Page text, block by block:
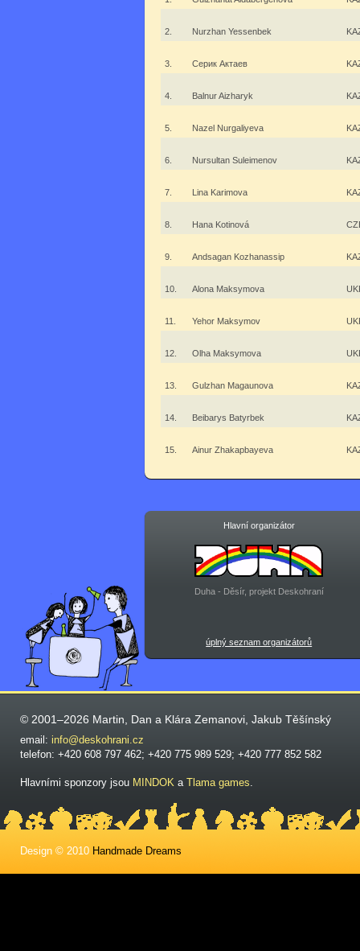
2. Nurzhan Yessenbek
3. Серик Актаев
4. Balnur Aizharyk
5. Nazel Nurgaliyeva
6. Nursultan Suleimenov
7. Lina Karimova
8. Hana Kotinová
9. Andsagan Kozhanassip
10. Alona Maksymova
11. Yehor Maksymov
12. Olha Maksymova
13. Gulzhan Magaunova
14. Beibarys Batyrbek
15. Ainur Zhakapbayeva
Hlavní organizátor
Duha - Děsír, projekt Deskohraní
úplný seznam organizátorů
© 2001–2026 Martin, Dan a Klára Zemanovi, Jakub Těšínský
email: info@deskohrani.cz
telefon: +420 608 797 462; +420 775 989 529; +420 777 852 582
Hlavními sponzory jsou MINDOK a Tlama games.
Design © 2010 Handmade Dreams